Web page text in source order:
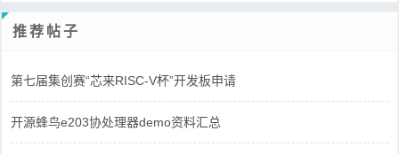
推荐帖子
第七届集创赛“芯来RISC-V杯”开发板申请
开源蜂鸟e203协处理器demo资料汇总